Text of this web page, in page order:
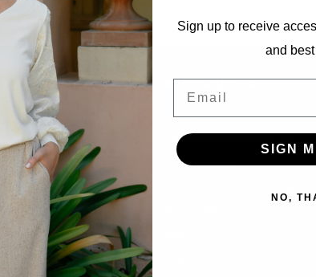
Informationen
Kundendienst
Versand & Rücksendungen
Zahlungsarten
Sign up to receive
and
SIGN
NO,